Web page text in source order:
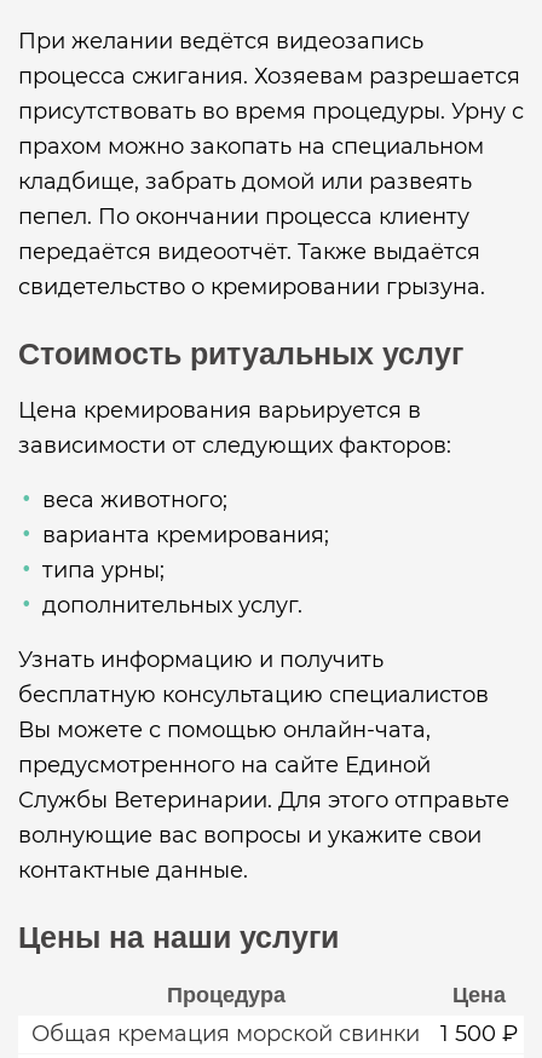
При желании ведётся видеозапись
процесса сжигания. Хозяевам разрешается
присутствовать во время процедуры. Урну с
прахом можно закопать на специальном
кладбище, забрать домой или развеять
пепел. По окончании процесса клиенту
передаётся видеоотчёт. Также выдаётся
свидетельство о кремировании грызуна.
Стоимость ритуальных услуг
Цена кремирования варьируется в
зависимости от следующих факторов:
веса животного;
варианта кремирования;
типа урны;
дополнительных услуг.
Узнать информацию и получить
бесплатную консультацию специалистов
Вы можете с помощью онлайн-чата,
предусмотренного на сайте Единой
Службы Ветеринарии. Для этого отправьте
волнующие вас вопросы и укажите свои
контактные данные.
Цены на наши услуги
Процедура Цена
Общая кремация морской свинки
1 500 ₽